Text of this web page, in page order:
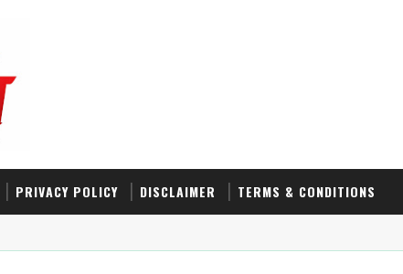
PRIVACY POLICY DISCLAIMER TERMS & CONDITIONS